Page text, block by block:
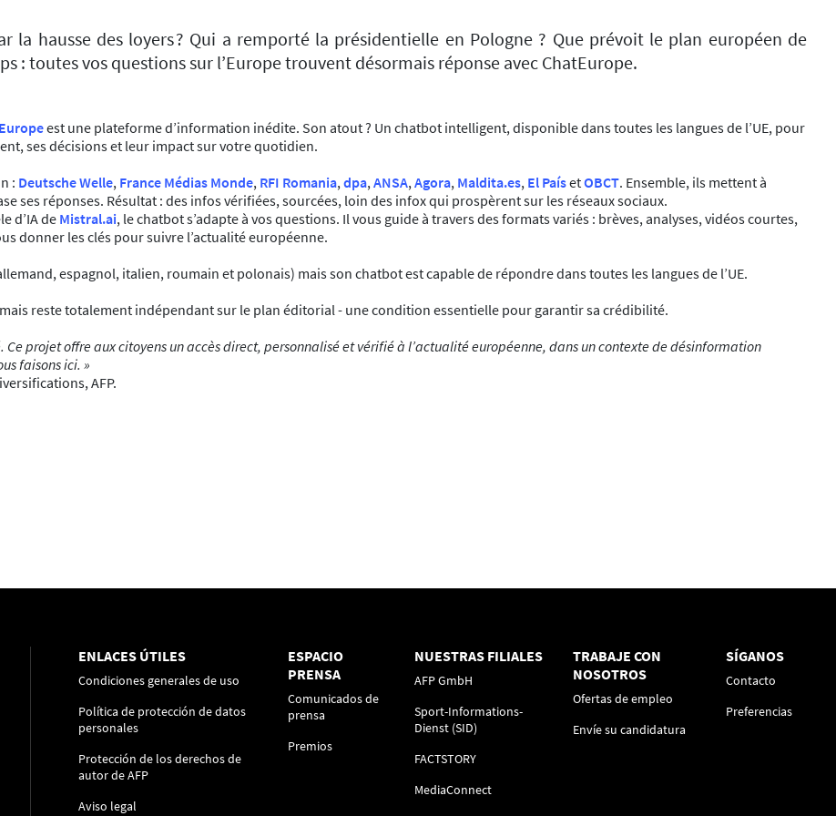
la hausse des loyers ? Qui a remporté la présidentielle en Pologne ? Que prévoit le plan européen de
: toutes vos questions sur l’Europe trouvent désormais réponse avec ChatEurope.
est une plateforme d’information inédite. Son atout ? Un chatbot intelligent, disponible dans toutes les langues de l’UE, pour
ses décisions et leur impact sur votre quotidien.
: Deutsche Welle, France Médias Monde, RFI Romania,dpa,ANSA,Agora, Maldita.es, El PaísetOBCT. Ensemble, ils mettent à
ses réponses. Résultat : des infos vérifiées, sourcées, loin des infox qui prospèrent sur les réseaux sociaux.
d’IA de Mistral.ai, le chatbot s’adapte à vos questions. Il vous guide à travers des formats variés : brèves, analyses, vidéos courtes,
donner les clés pour suivre l’actualité européenne.
espagnol, italien, roumain et polonais) mais son chatbot est capable de répondre dans toutes les langues de l’UE.
reste totalement indépendant sur le plan éditorial - une condition essentielle pour garantir sa crédibilité.
projet offre aux citoyens un accès direct, personnalisé et vérifié à l’actualité européenne, dans un contexte de désinformation
faisons ici. »
AFP.
ENLACES ÚTILES
Condiciones generales de uso
Política de protección de datos
personales
Protección de los derechos de
autor de AFP
Aviso legal
ESPACIO
PRENSA
Comunicados de
prensa
Premios
NUESTRAS FILIALES
AFP GmbH
Sport-Informations-
Dienst (SID)
FACTSTORY
MediaConnect
TRABAJE CON
NOSOTROS
Ofertas de empleo
Envíe su candidatura
SÍGANOS
Contacto
Preferencias